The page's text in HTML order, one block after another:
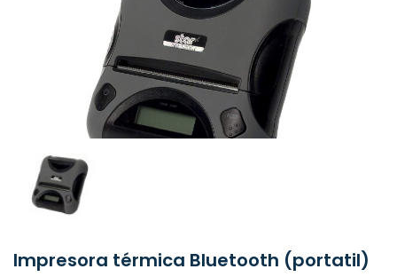
Impresora térmica Bluetooth (portatil)